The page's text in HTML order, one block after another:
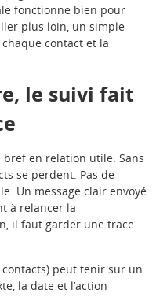
fonctionne bien pour
plus loin, un simple
contact et la
le suivi fait
en relation utile. Sans
se perdent. Pas de
Un message clair envoyé
à relancer la
il faut garder une trace
peut tenir sur un
la date et l’action